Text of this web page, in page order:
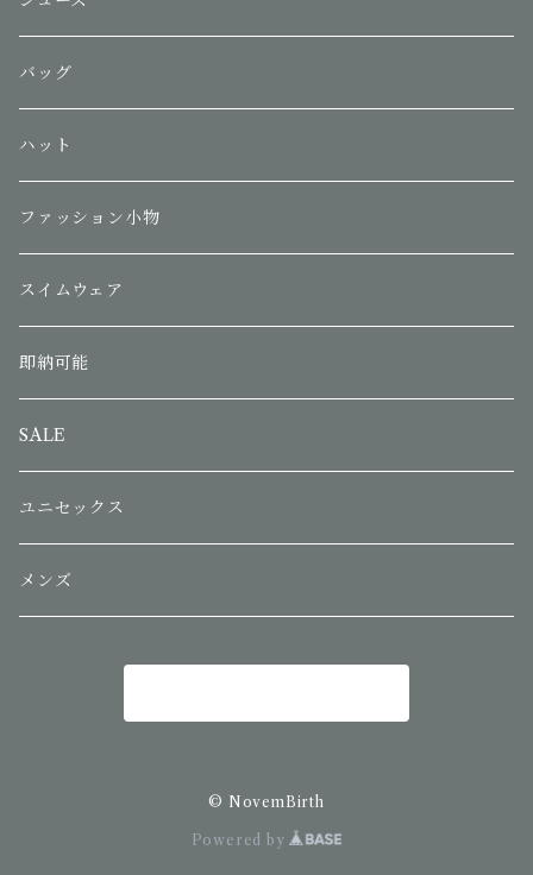
バッグ
ハット
ファッション小物
スイムウェア
即納可能
SALE
ユニセックス
メンズ
© NovemBirth
Powered by